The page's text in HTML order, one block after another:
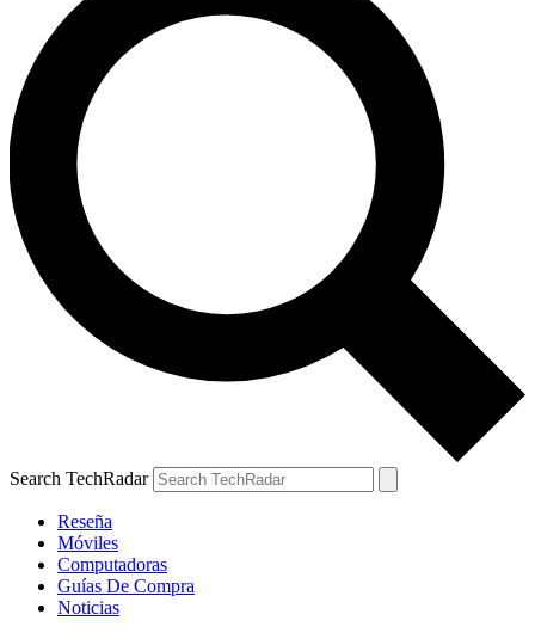
Search TechRadar
Reseña
Móviles
Computadoras
Guías De Compra
Noticias